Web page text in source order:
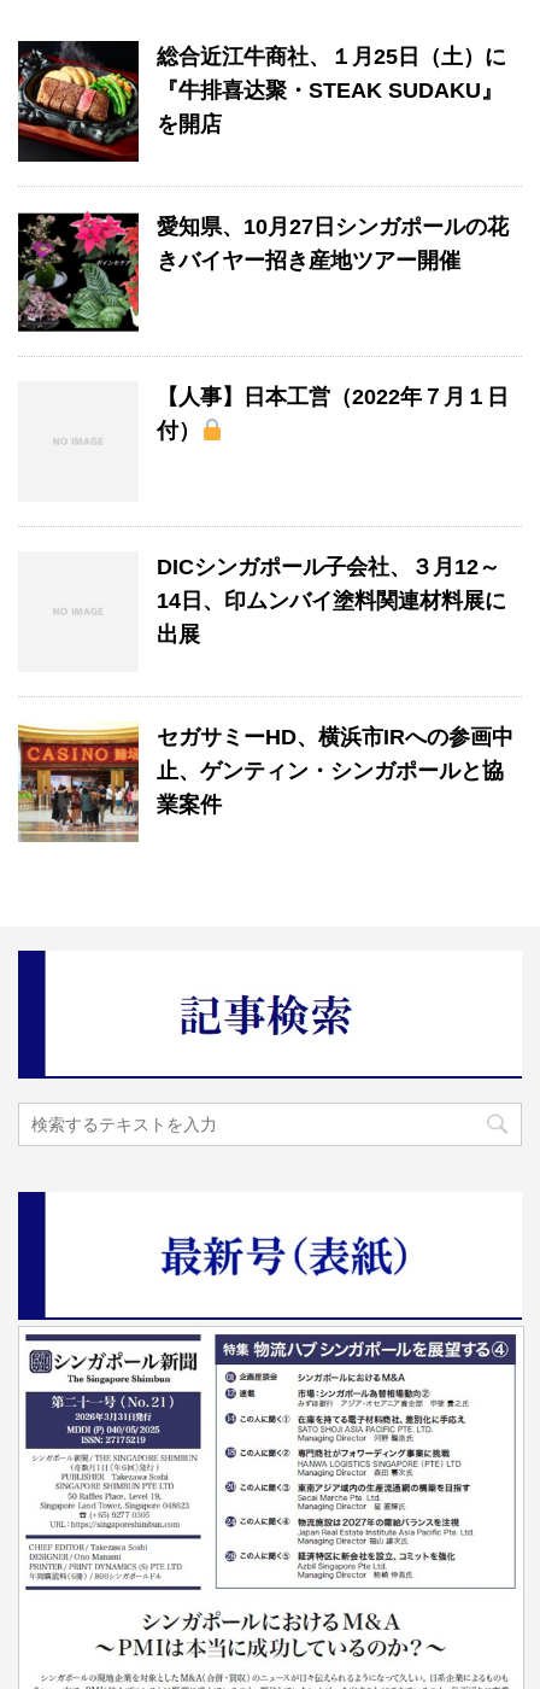
総合近江牛商社、１月25日（土）に
『牛排喜达聚・STEAK SUDAKU』
を開店
愛知県、10月27日シンガポールの花
きバイヤー招き産地ツアー開催
【人事】日本工営（2022年７月１日
付）
DICシンガポール子会社、３月12～
14日、印ムンバイ塗料関連材料展に
出展
セガサミーHD、横浜市IRへの参画中
止、ゲンティン・シンガポールと協
業案件